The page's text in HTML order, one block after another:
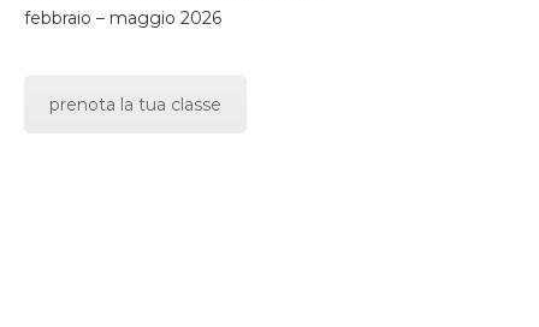
febbraio – maggio 2026
prenota la tua classe